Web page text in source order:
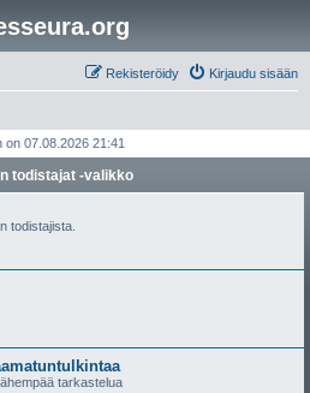
Kirjaudu sisään
Rekisteröidy
on 07.08.2026 21:41
todistajat -valikko
todistajista.
tarkastelua